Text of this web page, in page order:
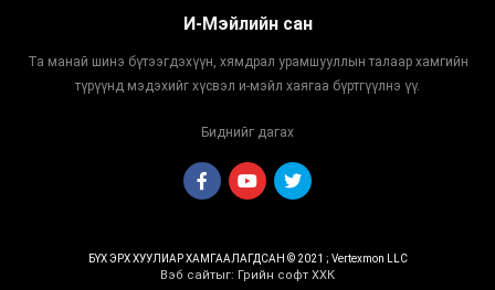
И-Мэйлийн сан
Та манай шинэ бүтээгдэхүүн, хямдрал урамшууллын талаар хамгийн
түрүүнд мэдэхийг хүсвэл и-мэйл хаягаа бүртгүүлнэ үү.
Биднийг дагах
БҮХ ЭРХ ХУУЛИАР ХАМГААЛАГДСАН © 2021 ; Vertexmon LLC
Вэб сайтыг: Грийн софт ХХК